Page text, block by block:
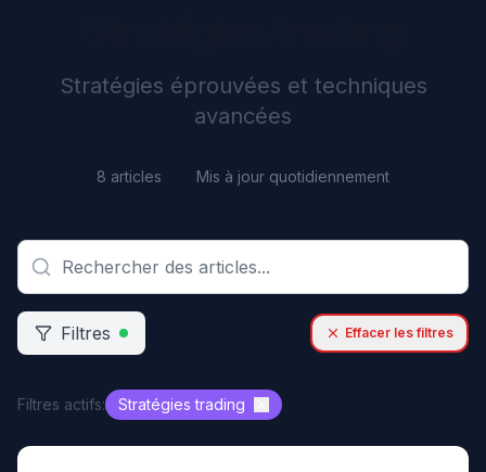
Stratégies éprouvées et techniques
avancées
8 articles Mis à jour quotidiennement
Filtres Effacer les filtres
Filtres actifs: Stratégies trading